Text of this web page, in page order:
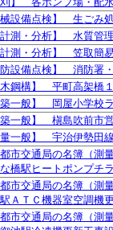
械設備点検】 生ごみ
計測・分析】 水質管
計測・分析】 笠取簡
防設備点検】 消防署
木鋼構】 平町高架橋
築一般】 岡屋小学校
築一般】 槇島吹前市
量一般】 宇治伊勢田
都市交通局の名簿（
な橋駅ヒートポンプチ
都市交通局の名簿（
ＡＴＣ機器室空調機
都市交通局の名簿（